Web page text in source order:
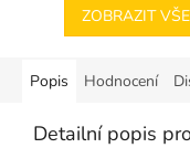
ZOBRAZIT
Popis Hodnocení
Detailní popis